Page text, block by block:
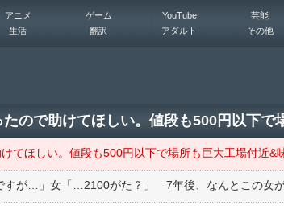
アニメ ゲーム YouTube 芸能
生活 翻訳 アダルト その他